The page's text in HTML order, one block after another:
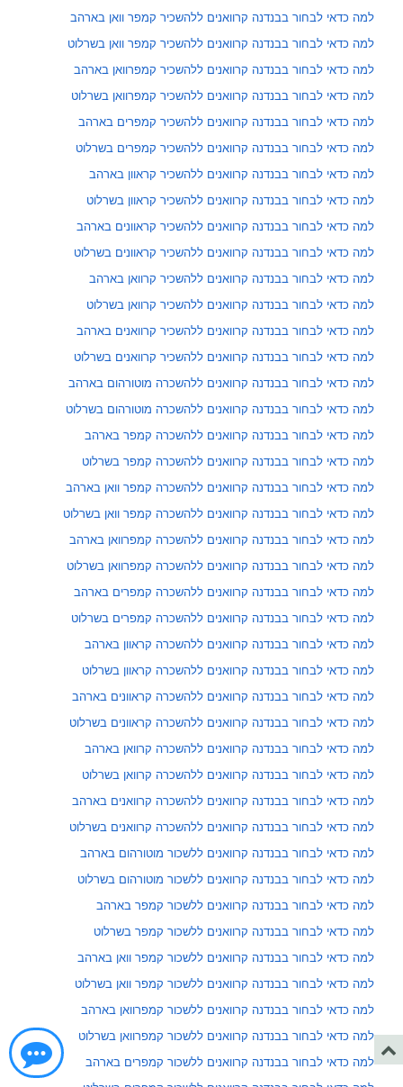
למה כדאי לבחור בבנדנה קרוואנים ללהשכיר קמפר וואן בארהב
למה כדאי לבחור בבנדנה קרוואנים ללהשכיר קמפר וואן בשרלוט
למה כדאי לבחור בבנדנה קרוואנים ללהשכיר קמפרוואן בארהב
למה כדאי לבחור בבנדנה קרוואנים ללהשכיר קמפרוואן בשרלוט
למה כדאי לבחור בבנדנה קרוואנים ללהשכיר קמפרים בארהב
למה כדאי לבחור בבנדנה קרוואנים ללהשכיר קמפרים בשרלוט
למה כדאי לבחור בבנדנה קרוואנים ללהשכיר קראוון בארהב
למה כדאי לבחור בבנדנה קרוואנים ללהשכיר קראוון בשרלוט
למה כדאי לבחור בבנדנה קרוואנים ללהשכיר קראוונים בארהב
למה כדאי לבחור בבנדנה קרוואנים ללהשכיר קראוונים בשרלוט
למה כדאי לבחור בבנדנה קרוואנים ללהשכיר קרוואן בארהב
למה כדאי לבחור בבנדנה קרוואנים ללהשכיר קרוואן בשרלוט
למה כדאי לבחור בבנדנה קרוואנים ללהשכיר קרוואנים בארהב
למה כדאי לבחור בבנדנה קרוואנים ללהשכיר קרוואנים בשרלוט
למה כדאי לבחור בבנדנה קרוואנים ללהשכרה מוטורהום בארהב
למה כדאי לבחור בבנדנה קרוואנים ללהשכרה מוטורהום בשרלוט
למה כדאי לבחור בבנדנה קרוואנים ללהשכרה קמפר בארהב
למה כדאי לבחור בבנדנה קרוואנים ללהשכרה קמפר בשרלוט
למה כדאי לבחור בבנדנה קרוואנים ללהשכרה קמפר וואן בארהב
למה כדאי לבחור בבנדנה קרוואנים ללהשכרה קמפר וואן בשרלוט
למה כדאי לבחור בבנדנה קרוואנים ללהשכרה קמפרוואן בארהב
למה כדאי לבחור בבנדנה קרוואנים ללהשכרה קמפרוואן בשרלוט
למה כדאי לבחור בבנדנה קרוואנים ללהשכרה קמפרים בארהב
למה כדאי לבחור בבנדנה קרוואנים ללהשכרה קמפרים בשרלוט
למה כדאי לבחור בבנדנה קרוואנים ללהשכרה קראוון בארהב
למה כדאי לבחור בבנדנה קרוואנים ללהשכרה קראוון בשרלוט
למה כדאי לבחור בבנדנה קרוואנים ללהשכרה קראוונים בארהב
למה כדאי לבחור בבנדנה קרוואנים ללהשכרה קראוונים בשרלוט
למה כדאי לבחור בבנדנה קרוואנים ללהשכרה קרוואן בארהב
למה כדאי לבחור בבנדנה קרוואנים ללהשכרה קרוואן בשרלוט
למה כדאי לבחור בבנדנה קרוואנים ללהשכרה קרוואנים בארהב
למה כדאי לבחור בבנדנה קרוואנים ללהשכרה קרוואנים בשרלוט
למה כדאי לבחור בבנדנה קרוואנים ללשכור מוטורהום בארהב
למה כדאי לבחור בבנדנה קרוואנים ללשכור מוטורהום בשרלוט
למה כדאי לבחור בבנדנה קרוואנים ללשכור קמפר בארהב
למה כדאי לבחור בבנדנה קרוואנים ללשכור קמפר בשרלוט
למה כדאי לבחור בבנדנה קרוואנים ללשכור קמפר וואן בארהב
למה כדאי לבחור בבנדנה קרוואנים ללשכור קמפר וואן בשרלוט
למה כדאי לבחור בבנדנה קרוואנים ללשכור קמפרוואן בארהב
למה כדאי לבחור בבנדנה קרוואנים ללשכור קמפרוואן בשרלוט
למה כדאי לבחור בבנדנה קרוואנים ללשכור קמפרים בארהב